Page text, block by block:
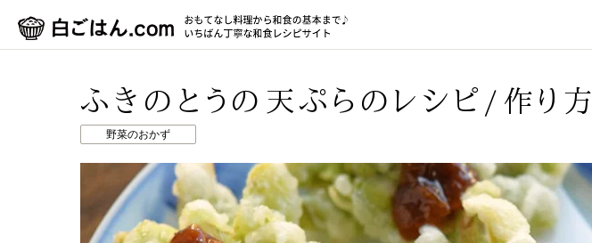
ふきのとうの天ぷらのレシピ/作り方
野菜のおかず